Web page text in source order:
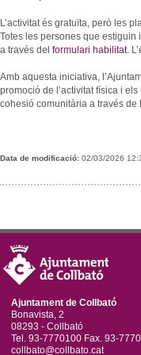
L’activitat és gratuïta, però les
Totes les persones que
a través del formulari habilitat.
Amb aquesta iniciativa,
promoció de l’activitat física i
cohesió comunitària a través de
Data de modificació: 02/03/2026
Ajuntament de Collbató
Bonavista, 2
08293 - Collbató
Tel. 93-7770100 Fax. 93-
collbato@collbato.cat